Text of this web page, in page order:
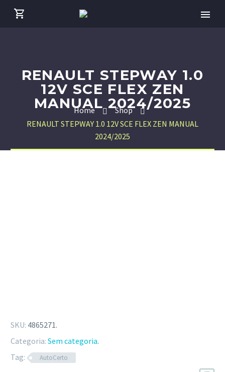
RENAULT STEPWAY 1.0
12V SCE FLEX ZEN
MANUAL 2024/2025
Home
Shop
RENAULT STEPWAY 1.0 12V SCE FLEX ZEN MANUAL
2024/2025
SKU: 4865271.
Categoria: Sem categoria.
Tag:
AutoCerto